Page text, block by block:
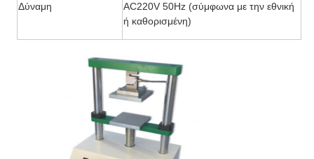
Δύναμη
AC220V 50Hz (σύμφωνα με την εθνική
ή καθορισμένη)